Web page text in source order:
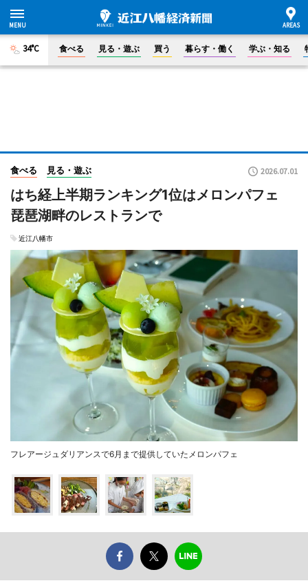
34°C 食べる 見る・遊ぶ 買う 暮らす・働く 学ぶ・知る
食べる 見る・遊ぶ 2026.07.01
はち経上半期ランキング1位はメロンパフェ
琵琶湖畔のレストランで
近江八幡市
フレアージュダリアンスで6月まで提供していたメロンパフェ